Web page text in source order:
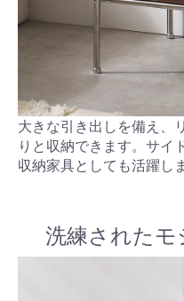
大きな引き出しを備え、
りと収納できます。サイ
収納家具としても活躍し
洗練されたモ